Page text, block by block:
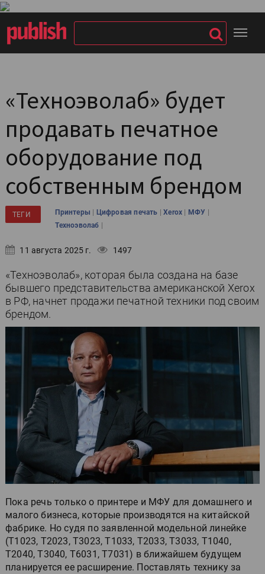
«Техноэволаб» будет
продавать печатное
оборудование под
собственным брендом
ТЕГИ Принтеры | Цифровая печать |Xerox | МФУ |
Техноэволаб |
11 августа 2025 г. 1497
«Техноэволаб», которая была создана на базе
бывшего представительства американской Xerox
в РФ, начнет продажи печатной техники под своим
брендом.
Пока речь только о принтере и МФУ для домашнего и
малого бизнеса, которые производятся на китайской
фабрике. Но судя по заявленной модельной линейке
(T1023, T2023, T3023, T1033, T2033, T3033, T1040,
T2040, T3040, T6031, T7031) в ближайшем будущем
планируется ее расширение. Поставлять технику за